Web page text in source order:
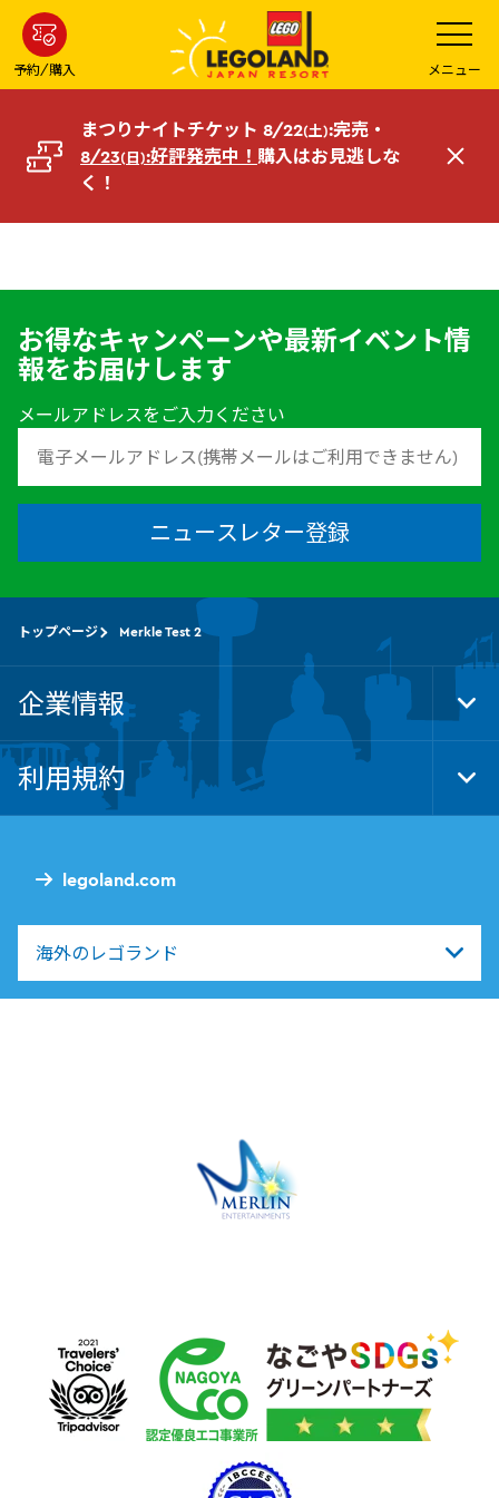
ン
コ
へ
予約/購入
メ
ニ
ュ
ー
を
開
メニュー
まつりナイトチケット 8/22(土):完売・
8/23(日):好評発売中！ 購入はお見逃しな
く！
閉
お得なキャンペーンや最新イベント情
報をお届けします
メールアドレスをご入力ください
ニュースレター登録
legoland.com
海外のレゴランド
トップページ Merkle Test 2
企業情報
利用規約